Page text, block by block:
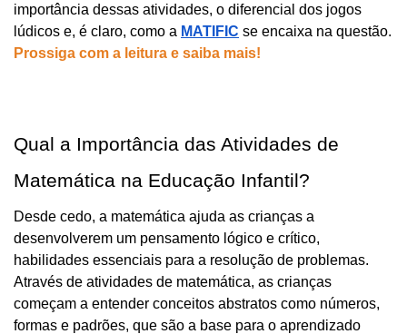
importância dessas atividades, o diferencial dos jogos
lúdicos e, é claro, como a MATIFIC
Prossiga com a leitura e saiba mais!
Qual a Importância das Atividades de
Matemática na Educação Infantil?
Desde cedo, a matemática ajuda as crianças a
desenvolverem um pensamento lógico e crítico,
habilidades essenciais para a resolução de problemas.
Através de atividades de matemática, as crianças
começam a entender conceitos abstratos como números,
formas e padrões, que são a base para o aprendizado